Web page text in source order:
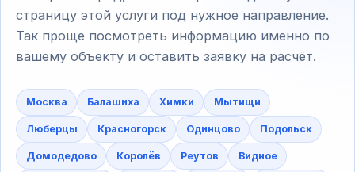
страницу этой услуги под нужное направление.
Так проще посмотреть информацию именно по
вашему объекту и оставить заявку на расчёт.
Москва Балашиха Химки Мытищи
Люберцы Красногорск Одинцово Подольск
Домодедово Королёв Реутов Видное